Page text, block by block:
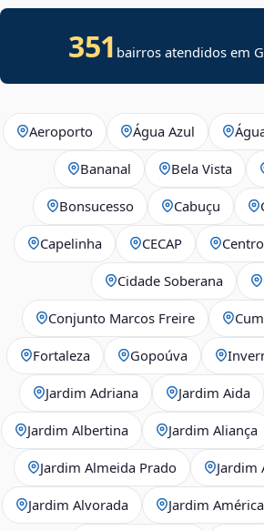
351 bairros atendidos em
Aeroporto Água Azul
Bananal Bela Vista
Bonsucesso Cabuçu
Capelinha CECAP Centro
Cidade Soberana
Conjunto Marcos Freire
Fortaleza Gopoúva
Jardim Adriana Jardim Aida
Jardim Albertina Jardim Aliança
Jardim Almeida Prado Jardim
Jardim Alvorada Jardim América